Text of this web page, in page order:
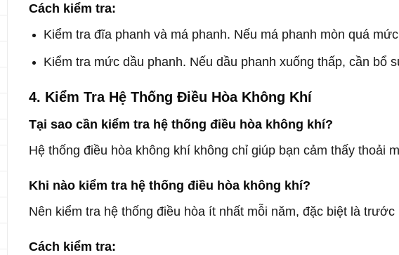
Cách kiểm tra:
Kiểm tra đĩa phanh và má phanh. Nếu má phanh mòn quá
Kiểm tra mức dầu phanh. Nếu dầu phanh xuống thấp, cần bổ
4. Kiểm Tra Hệ Thống Điều Hòa Không Khí
Tại sao cần kiểm tra hệ thống điều hòa không khí?
Hệ thống điều hòa không khí không chỉ giúp bạn cảm thấy thoải
Khi nào kiểm tra hệ thống điều hòa không khí?
Nên kiểm tra hệ thống điều hòa ít nhất mỗi năm, đặc biệt là
Cách kiểm tra: